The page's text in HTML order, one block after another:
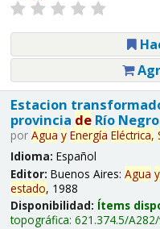
Estacion
provincia deRío
por Agua y Energía Eléctrica,
Idioma: Español
Editor: Buenos Aires: Agua y
estado, 1988
Disponibilidad: Ítems
topográfica: 621.374.5/